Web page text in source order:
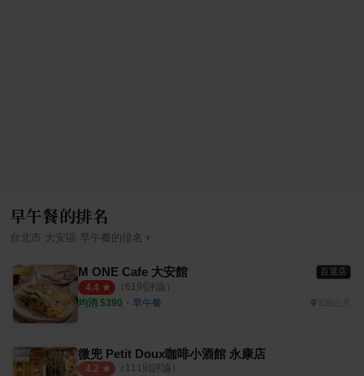
早午餐的排名
台北市 大安區 早午餐的排名 ›
M ONE Cafe 大安館 百選店
4.4 （ 61 則評論）
均消 $390 ・ 早午餐 539公尺
微兜 Petit Doux咖啡小酒館 永康店
4.2 （ 111 則評論）